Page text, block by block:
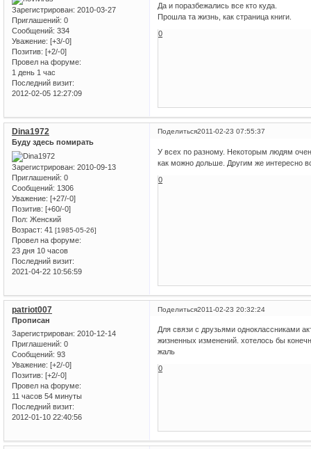
Зарегистрирован: 2010-03-27
Приглашений: 0
Сообщений: 334
Уважение: [+3/-0]
Позитив: [+2/-0]
Провел на форуме:
1 день 1 час
Последний визит:
2012-02-05 12:27:09
Да и поразбежались все кто куда.
Прошла та жизнь, как страница книги.
0
Поделиться2011-02-23 07:55:37
Dina1972
Буду здесь помирать
Зарегистрирован: 2010-09-13
Приглашений: 0
Сообщений: 1306
Уважение: [+27/-0]
Позитив: [+60/-0]
Пол: Женский
Возраст: 41 [1985-05-26]
Провел на форуме:
23 дня 10 часов
Последний визит:
2021-04-22 10:56:59
У всех по разному. Некоторым людям
как можно дольше. Другим же интересно
0
Поделиться2011-02-23 20:32:24
patriot007
Прописан
Зарегистрирован: 2010-12-14
Приглашений: 0
Сообщений: 93
Уважение: [+2/-0]
Позитив: [+2/-0]
Провел на форуме:
11 часов 54 минуты
Последний визит:
2012-01-10 22:40:56
Для связи с друзьями одноклассниками
жизненных изменений. хотелось бы
жаль
0